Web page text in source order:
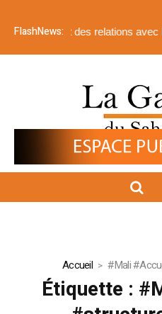
FlashNews:et des relations avec les
Accueil #Mali
Étiquette :